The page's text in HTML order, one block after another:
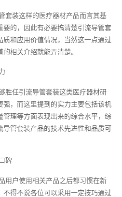
套装这样的医疗器材产品而言其基
要的，因此有必要搞清楚引流导管套
和应用价值情况，当然这一点通过
相关介绍就能弄清楚。
胜任引流导管套装这类医疗器材研
强，而这里提到的实力主要包括该机
管理等方面表现出来的综合水平，综
导管套装产品的技术先进性和品质可
碑
用户使用相关产品之后都习惯在新
得不说各位可以采用一定技巧通过